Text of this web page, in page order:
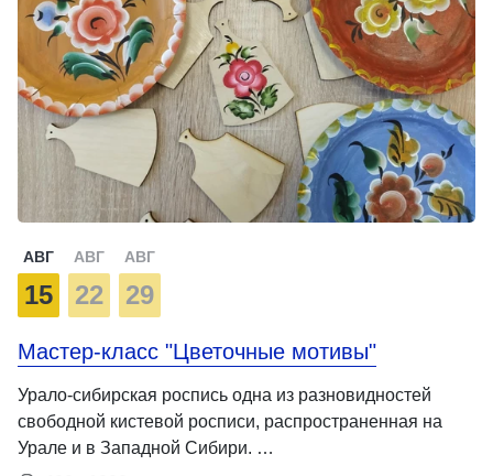
АВГ
15
АВГ
22
АВГ
29
Мастер-класс "Цветочные мотивы"
Урало-сибирская роспись одна из разновидностей
свободной кистевой росписи, распространенная на
Урале и в Западной Сибири. …